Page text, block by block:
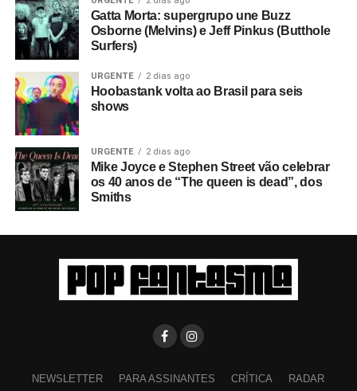
Gatta Morta: supergrupo une Buzz
Osborne (Melvins) e Jeff Pinkus (Butthole
Surfers)
URGENTE 2 dias ago
Hoobastank volta ao Brasil para seis
shows
URGENTE 2 dias ago
Mike Joyce e Stephen Street vão celebrar
os 40 anos de “The queen is dead”, dos
Smiths
NEWSLETTER PARA ASSINANTES CRÍTICA RADAR